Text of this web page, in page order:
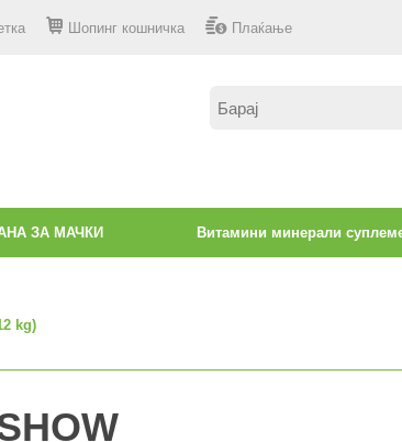
Шопинг кошничка Плаќање
ЗА МАЧКИ Витамини минерали
kg)